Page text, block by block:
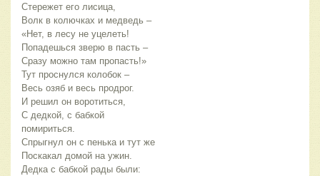
Стережет его лисица,
Волк в колючках и медведь –
«Нет, в лесу не уцелеть!
Попадешься зверю в пасть –
Сразу можно там пропасть!»
Тут проснулся колобок –
Весь озяб и весь продрог.
И решил он воротиться,
С дедкой, с бабкой
помириться.
Спрыгнул он с пенька и тут же
Поскакал домой на ужин.
Дедка с бабкой рады были: